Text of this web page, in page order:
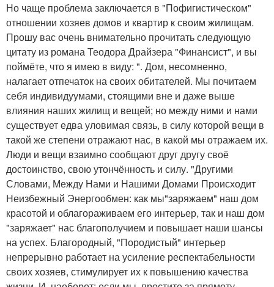
Но чаще проблема заключается в "Пофигистическом"
отношении хозяев домов и квартир к своим жилищам.
Прошу вас очень внимательно прочитать следующую
цитату из романа Теодора Драйзера "Финансист", и вы
поймёте, что я имею в виду: ". Дом, несомненно,
налагает отпечаток на своих обитателей. Мы почитаем
себя индивидуумами, стоящими вне и даже выше
влияния наших жилищ и вещей; но между ними и нами
существует едва уловимая связь, в силу которой вещи в
такой же степени отражают нас, в какой мы отражаем их.
Люди и вещи взаимно сообщают друг другу своё
достоинство, свою утончённость и силу. "Другими
Словами, Между Нами и Нашими Домами Происходит
Неизбежный Энергообмен: как мы"заряжаем" наш дом
красотой и облагораживаем его интерьер, так и наш дом
"заряжает" нас благополучием и повышает наши шансы
на успех. Благородный, "Породистый" интерьер
непрерывно работает на усиление респектабельности
своих хозяев, стимулирует их к повышению качества